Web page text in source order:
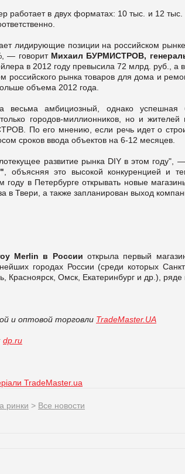
работает в двух форматах: 10 тыс. и 12
лидирующие позиции на российском
— говорит Михаил БУРМИСТРОВ,
в 2012 году превысила 72 млрд. руб., а
российского рынка товаров для дома и
объема 2012 года.
весьма амбициозный, однако успешная
городов-миллионников, но и
По его мнению, если речь идет о
сроков ввода объектов на 6-12 месяцев.
развитие рынка DIY в этом году", —
, объясняя это высокой конкуренцией и
году в Петербурге открывать новые
в Твери, а также запланирован выход
Merlin в России открыла первый
городах России (среди которых
Красноярск, Омск, Екатеринбург и др.), ряде
и оптовой торговли TradeMaster.UA
dp.ru
TradeMaster.ua
ринки > Все новости